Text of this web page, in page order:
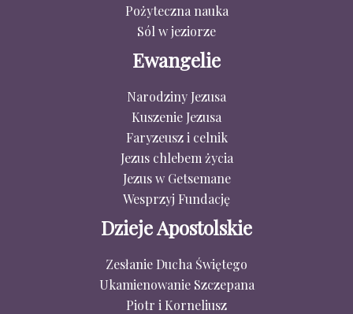
Pożyteczna nauka
Sól w jeziorze
Ewangelie
Narodziny Jezusa
Kuszenie Jezusa
Faryzeusz i celnik
Jezus chlebem życia
Jezus w Getsemane
Wesprzyj Fundację
Dzieje Apostolskie
Zesłanie Ducha Świętego
Ukamienowanie Szczepana
Piotr i Korneliusz